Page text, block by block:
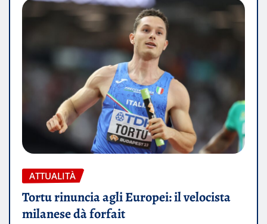
ATTUALITÀ
Tortu rinuncia agli Europei: il velocista
milanese dà forfait